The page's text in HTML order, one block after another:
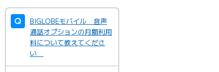
BIGLOBEモバイル 音声
通話オプションの月額利用
料について教えてくださ
い